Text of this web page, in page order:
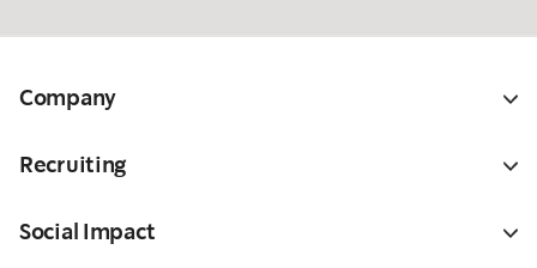
Company
Recruiting
Social Impact